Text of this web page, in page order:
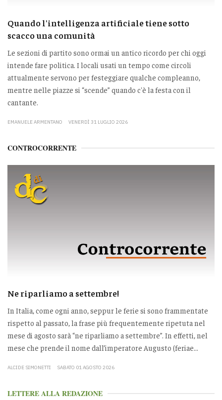
Quando l'intelligenza artificiale tiene sotto
scacco una comunità
Le sezioni di partito sono ormai un antico ricordo per chi oggi
intende fare politica. I locali usati un tempo come circoli
attualmente servono per festeggiare qualche compleanno,
mentre nelle piazze si “scende” quando c'è la festa con il
cantante.
EMANUELE ARMENTANO VENERDÌ 31 LUGLIO 2026
CONTROCORRENTE
Ne riparliamo a settembre!
In Italia, come ogni anno, seppur le ferie si sono frammentate
rispetto al passato, la frase più frequentemente ripetuta nel
mese di agosto sarà “ne riparliamo a settembre”. In effetti, nel
mese che prende il nome dall’imperatore Augusto (feriae...
ALCIDE SIMONETTI SABATO 01 AGOSTO 2026
LETTERE ALLA REDAZIONE